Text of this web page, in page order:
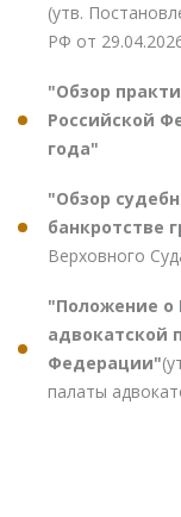
(утв.
РФ от
"Обзор
Российской
года"
"Обзор
банкротстве
Верховного
"Положение о
адвокатской
Федерации"
палаты